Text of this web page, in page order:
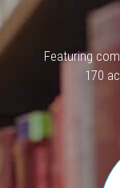
Featuring
170